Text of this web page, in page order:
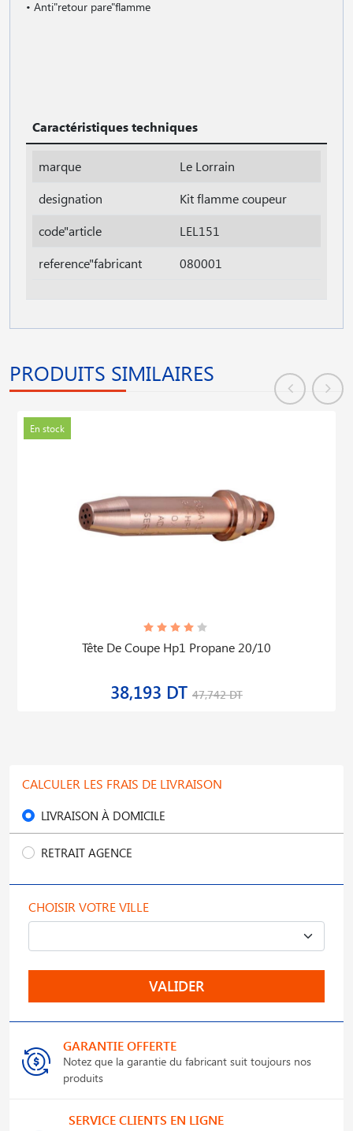
• Anti"retour pare"flamme
Caractéristiques techniques
marque
Le Lorrain
designation
Kit flamme coupeur
code"article
LEL151
reference"fabricant
080001
PRODUITS SIMILAIRES
En stock
Tête De Coupe Hp1 Propane 20/10
38,193 DT 47,742 DT
CALCULER LES FRAIS DE LIVRAISON
LIVRAISON À DOMICILE
RETRAIT AGENCE
CHOISIR VOTRE VILLE
VALIDER
GARANTIE OFFERTE
Notez que la garantie du fabricant suit toujours nos
produits
SERVICE CLIENTS EN LIGNE